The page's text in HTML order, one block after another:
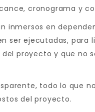
cronograma y
inmersos en
ser ejecutadas, para
proyecto y que no
todo lo que
del proyecto.